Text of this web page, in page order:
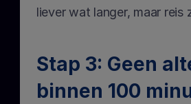
liever wat langer, maar reis
Stap 3: Geen
binnen 100